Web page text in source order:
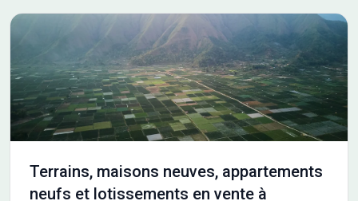
raccordée à la rue du Clos des Tilleuls, se finissant par une
traversée piétonne. Un espace vert est prévu à l'entrée du
programme, tout comme des plantations ponctuelles au fil de
la voirie, future zone de rencontre. La Promenade des Tilleuls
comporte 19 lots destinés à de la maison individu Les
informations sur l'état des risques auxquels ce bien est exposé
sont disponibles sur le site Géorisques : www.georisques.gouv.fr
Terrains, maisons neuves, appartements
neufs et lotissements en vente à